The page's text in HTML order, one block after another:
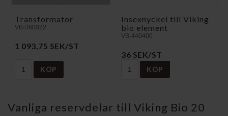
Transformator
VB-360022
1 093,75 SEK/ST
KÖP
Insexnyckel till Viking
bio element
VB-440400
36 SEK/ST
KÖP
Vanliga reservdelar till Viking Bio 20